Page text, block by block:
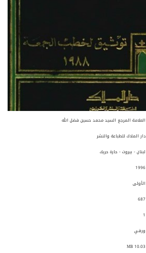
العلامة المرجع السيد محمد حسين فضل الله
دار الملاك للطباعة والنشر
لبنان - بيروت - حارة حريك
1996
الأولى
687
1
ورقي
10.03 MB